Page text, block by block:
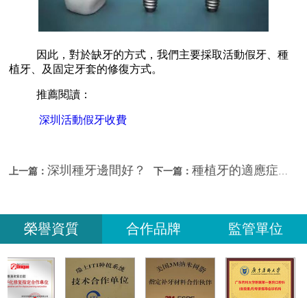
因此，對於缺牙的方式，我們主要採取活動假牙、種
植牙、及固定牙套的修復方式。
推薦閱讀：
深圳活動假牙收費
上一篇：深圳種牙邊間好？ 下一篇： 種植牙的適應症？種植牙危害？—深圳三康口腔
榮譽資質 合作品牌 監管單位